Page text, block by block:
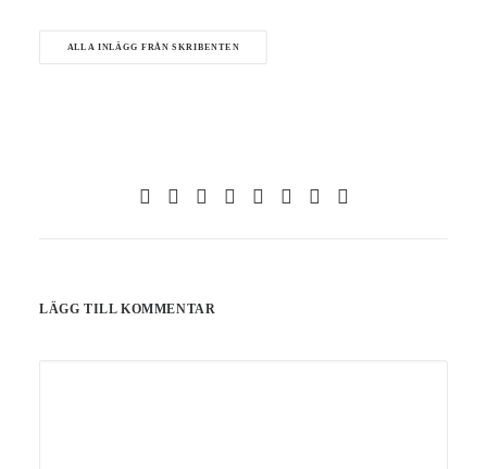
ALLA INLÄGG FRÅN SKRIBENTEN
LÄGG TILL KOMMENTAR